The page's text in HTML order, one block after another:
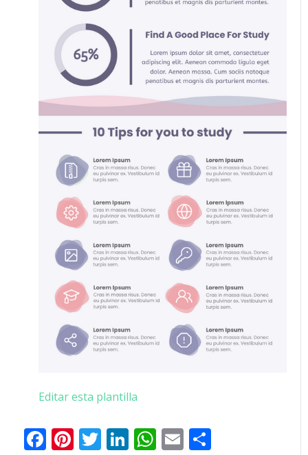
Editar esta plantilla
Facebook
Pinterest
Twitter
LinkedIn
WhatsApp
Email